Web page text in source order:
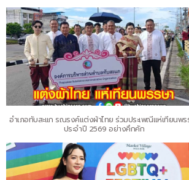
อำเภอทับสะแก รณรงค์แต่งผ้าไทย ร่วมประเพณีแห่เทียนพร
ประจำปี 2569 อย่างคึกคัก